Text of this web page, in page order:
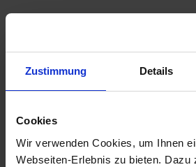
Zustimmung Details
Cookies
Wir verwenden Cookies, um Ihnen
Webseiten-Erlebnis zu bieten. Dazu
Fundament: Die genaue
Schlüssel zur erfolgreichen
Leistungsabrechnung im
Artikel erfahren Sie, wie moderne
nehmen und wie wichtig präzise
Mengenberechnungen … Mehr